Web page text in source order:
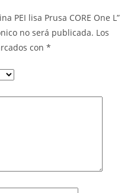
PEI lisa Prusa CORE One L”
no será publicada. Los
con*